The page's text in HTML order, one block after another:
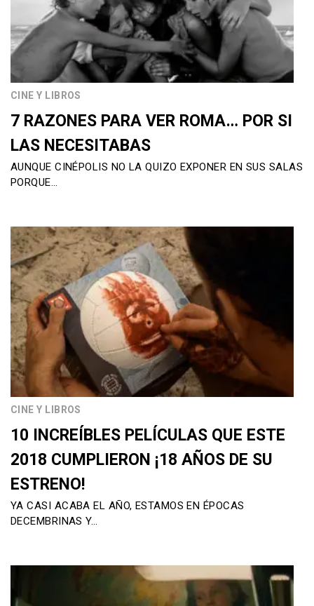
CINE Y LIBROS
7 RAZONES PARA VER ROMA… POR SI
LAS NECESITABAS
AUNQUE CINÉPOLIS NO LA QUIZO EXPONER EN SUS SALAS
PORQUE…
CINE Y LIBROS
10 INCREÍBLES PELÍCULAS QUE ESTE
2018 CUMPLIERON ¡18 AÑOS DE SU
ESTRENO!
YA CASI ACABA EL AÑO, ESTAMOS EN ÉPOCAS
DECEMBRINAS Y…